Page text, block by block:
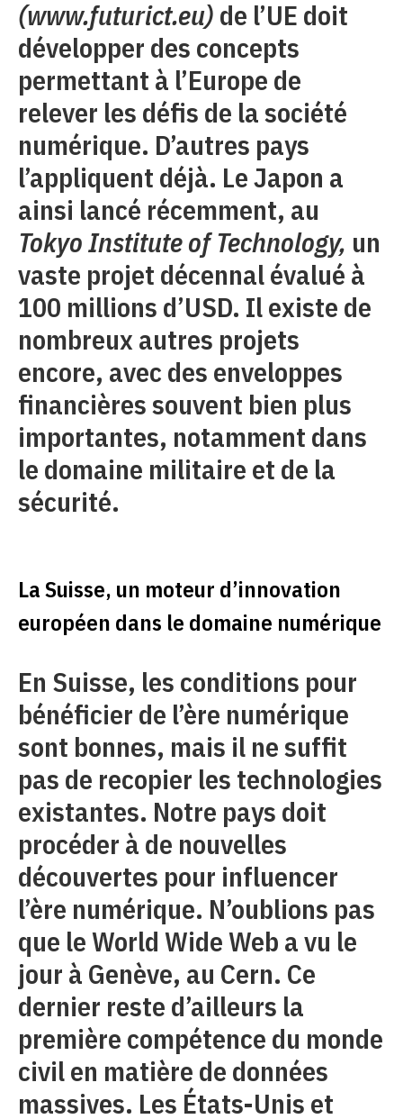
(www.futurict.eu) de l’UE doit
développer des concepts
permettant à l’Europe de
relever les défis de la société
numérique. D’autres pays
l’appliquent déjà. Le Japon a
ainsi lancé récemment, au
Tokyo Institute of Technology, un
vaste projet décennal évalué à
100 millions d’USD. Il existe de
nombreux autres projets
encore, avec des enveloppes
financières souvent bien plus
importantes, notamment dans
le domaine militaire et de la
sécurité.
La Suisse, un moteur d’innovation
européen dans le domaine numérique
En Suisse, les conditions pour
bénéficier de l’ère numérique
sont bonnes, mais il ne suffit
pas de recopier les technologies
existantes. Notre pays doit
procéder à de nouvelles
découvertes pour influencer
l’ère numérique. N’oublions pas
que le World Wide Web a vu le
jour à Genève, au Cern. Ce
dernier reste d’ailleurs la
première compétence du monde
civil en matière de données
massives. Les États-Unis et